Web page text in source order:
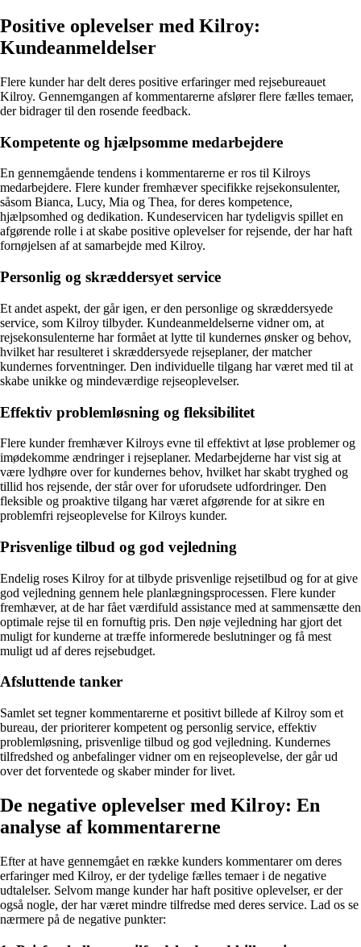
Positive oplevelser med Kilroy:
Kundeanmeldelser
Flere kunder har delt deres positive erfaringer med rejsebureauet
Kilroy. Gennemgangen af kommentarerne afslører flere fælles temaer,
der bidrager til den rosende feedback.
Kompetente og hjælpsomme medarbejdere
En gennemgående tendens i kommentarerne er ros til Kilroys
medarbejdere. Flere kunder fremhæver specifikke rejsekonsulenter,
såsom Bianca, Lucy, Mia og Thea, for deres kompetence,
hjælpsomhed og dedikation. Kundeservicen har tydeligvis spillet en
afgørende rolle i at skabe positive oplevelser for rejsende, der har haft
fornøjelsen af at samarbejde med Kilroy.
Personlig og skræddersyet service
Et andet aspekt, der går igen, er den personlige og skræddersyede
service, som Kilroy tilbyder. Kundeanmeldelserne vidner om, at
rejsekonsulenterne har formået at lytte til kundernes ønsker og behov,
hvilket har resulteret i skræddersyede rejseplaner, der matcher
kundernes forventninger. Den individuelle tilgang har været med til at
skabe unikke og mindeværdige rejseoplevelser.
Effektiv problemløsning og fleksibilitet
Flere kunder fremhæver Kilroys evne til effektivt at løse problemer og
imødekomme ændringer i rejseplaner. Medarbejderne har vist sig at
være lydhøre over for kundernes behov, hvilket har skabt tryghed og
tillid hos rejsende, der står over for uforudsete udfordringer. Den
fleksible og proaktive tilgang har været afgørende for at sikre en
problemfri rejseoplevelse for Kilroys kunder.
Prisvenlige tilbud og god vejledning
Endelig roses Kilroy for at tilbyde prisvenlige rejsetilbud og for at give
god vejledning gennem hele planlægningsprocessen. Flere kunder
fremhæver, at de har fået værdifuld assistance med at sammensætte den
optimale rejse til en fornuftig pris. Den nøje vejledning har gjort det
muligt for kunderne at træffe informerede beslutninger og få mest
muligt ud af deres rejsebudget.
Afsluttende tanker
Samlet set tegner kommentarerne et positivt billede af Kilroy som et
bureau, der prioriterer kompetent og personlig service, effektiv
problemløsning, prisvenlige tilbud og god vejledning. Kundernes
tilfredshed og anbefalinger vidner om en rejseoplevelse, der går ud
over det forventede og skaber minder for livet.
De negative oplevelser med Kilroy: En
analyse af kommentarerne
Efter at have gennemgået en række kunders kommentarer om deres
erfaringer med Kilroy, er der tydelige fælles temaer i de negative
udtalelser. Selvom mange kunder har haft positive oplevelser, er der
også nogle, der har været mindre tilfredse med deres service. Lad os se
nærmere på de negative punkter: